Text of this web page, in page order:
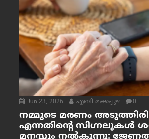
Jun 23, 2026 എബി മക്കപ്പുഴ 0
നമ്മുടെ മരണം
എന്നതിന്റെ സിഗ്നലുകൾ
മനസ്സും നല്‍കുന്നു: